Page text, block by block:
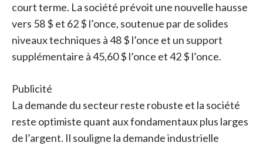
court terme. La société prévoit une nouvelle hausse
vers 58 $ et 62 $ l’once, soutenue par de solides
niveaux techniques à 48 $ l’once et un support
supplémentaire à 45,60 $ l’once et 42 $ l’once.
Publicité
La demande du secteur reste robuste et la société
reste optimiste quant aux fondamentaux plus larges
de l’argent. Il souligne la demande industrielle